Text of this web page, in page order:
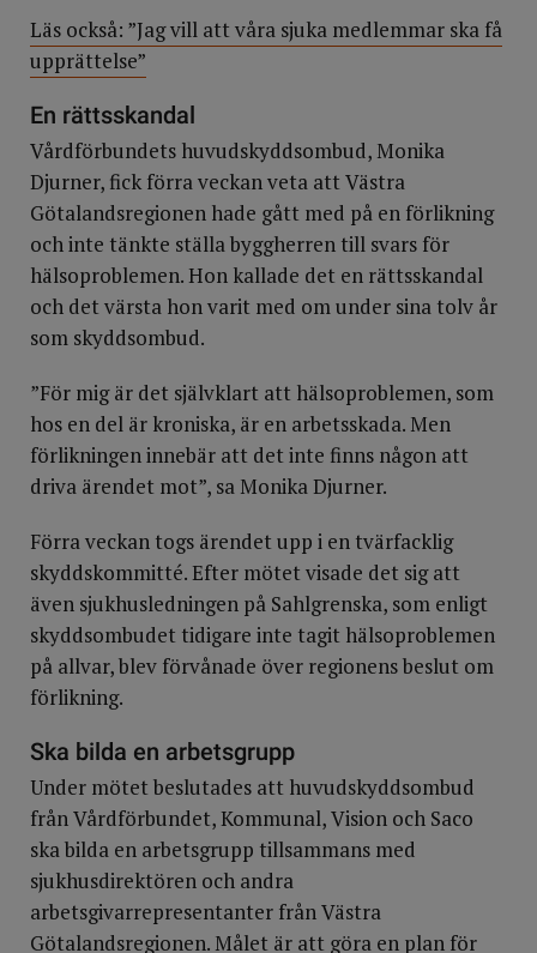
Läs också: ”Jag vill att våra sjuka medlemmar ska få
upprättelse”
En rättsskandal
Vårdförbundets huvudskyddsombud, Monika
Djurner, fick förra veckan veta att Västra
Götalandsregionen hade gått med på en förlikning
och inte tänkte ställa byggherren till svars för
hälsoproblemen. Hon kallade det en rättsskandal
och det värsta hon varit med om under sina tolv år
som skyddsombud.
”För mig är det självklart att hälsoproblemen, som
hos en del är kroniska, är en arbetsskada. Men
förlikningen innebär att det inte finns någon att
driva ärendet mot”, sa Monika Djurner.
Förra veckan togs ärendet upp i en tvärfacklig
skyddskommitté. Efter mötet visade det sig att
även sjukhusledningen på Sahlgrenska, som enligt
skyddsombudet tidigare inte tagit hälsoproblemen
på allvar, blev förvånade över regionens beslut om
förlikning.
Ska bilda en arbetsgrupp
Under mötet beslutades att huvudskyddsombud
från Vårdförbundet, Kommunal, Vision och Saco
ska bilda en arbetsgrupp tillsammans med
sjukhusdirektören och andra
arbetsgivarrepresentanter från Västra
Götalandsregionen. Målet är att göra en plan för